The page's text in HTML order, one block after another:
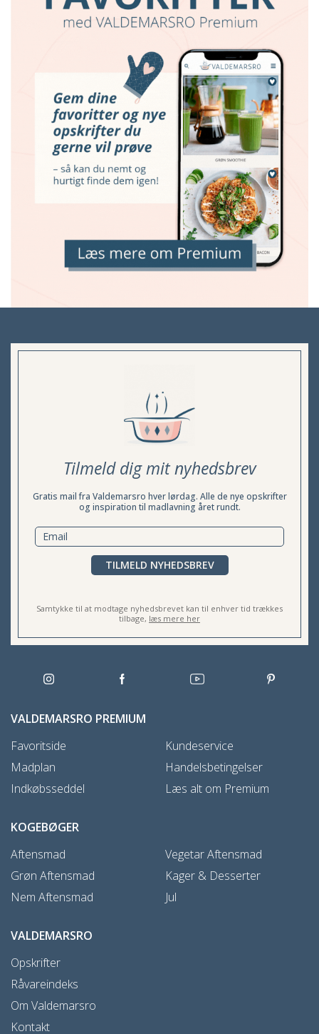
Tilmeld dig mit nyhedsbrev
Gratis mail fra Valdemarsro hver lørdag. Alle de nye opskrifter
og inspiration til madlavning året rundt.
TILMELD NYHEDSBREV
Samtykke til at modtage nyhedsbrevet kan til enhver tid trækkes
tilbage, læs mere her
VALDEMARSRO PREMIUM
Favoritside
Madplan
Indkøbsseddel
Kundeservice
Handelsbetingelser
Læs alt om Premium
KOGEBØGER
Aftensmad
Grøn Aftensmad
Nem Aftensmad
Vegetar Aftensmad
Kager & Desserter
Jul
VALDEMARSRO
Opskrifter
Råvareindeks
Om Valdemarsro
Kontakt